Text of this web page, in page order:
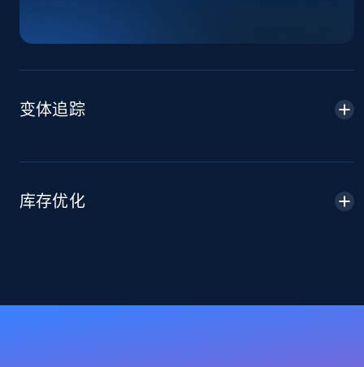
Amazon products global dataset -
more.
变体追踪
库存优化